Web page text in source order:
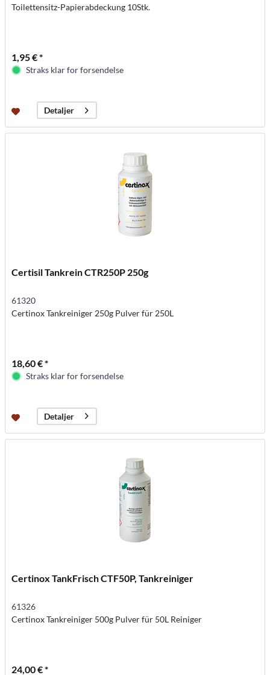
Toilettensitz-Papierabdeckung 10Stk.
1,95 € *
Straks klar for forsendelse
Detaljer
Certisil Tankrein CTR250P 250g
61320
Certinox Tankreiniger 250g Pulver für 250L
18,60 € *
Straks klar for forsendelse
Detaljer
Certinox TankFrisch CTF50P, Tankreiniger
61326
Certinox Tankreiniger 500g Pulver für 50L Reiniger
24,00 € *